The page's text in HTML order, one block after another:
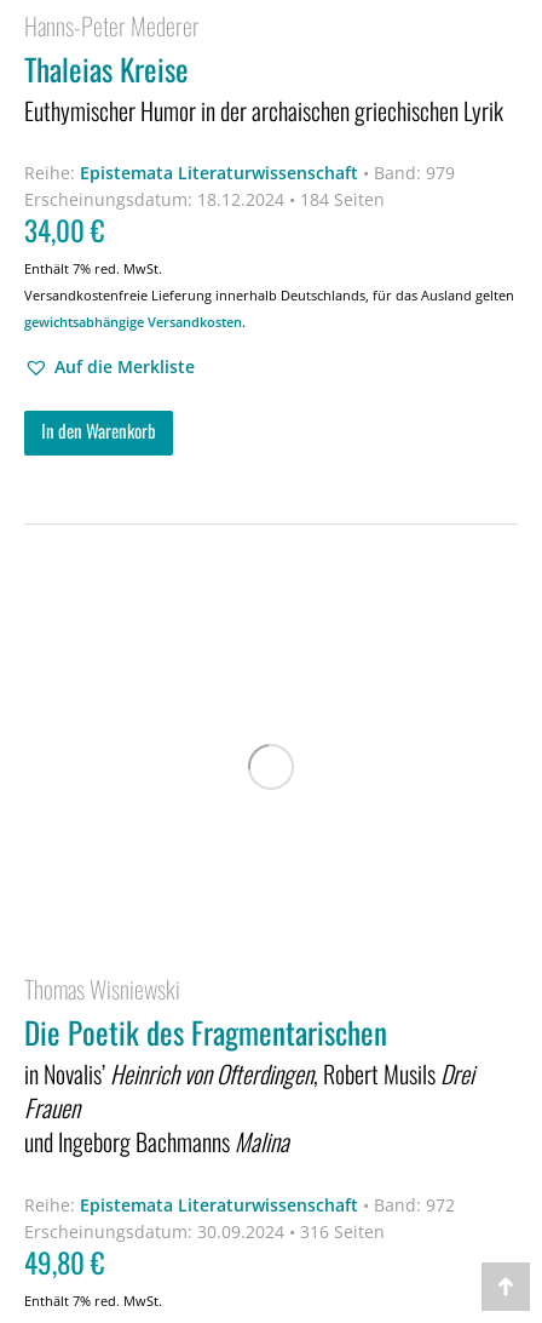
Hanns-Peter Mederer
Thaleias Kreise
Euthymischer Humor in der archaischen griechischen Lyrik
Reihe: Epistemata Literaturwissenschaft • Band: 979
Erscheinungsdatum: 18.12.2024 • 184 Seiten
34,00€
Enthält 7% red. MwSt.
Versandkostenfreie Lieferung innerhalb Deutschlands, für das Ausland gelten
gewichtsabhängige Versandkosten.
Auf die Merkliste
In den Warenkorb
Thomas Wisniewski
Die Poetik des Fragmentarischen
in Novalis’Heinrich von Ofterdingen, Robert MusilsDrei
Frauen
und Ingeborg BachmannsMalina
Reihe: Epistemata Literaturwissenschaft • Band: 972
Erscheinungsdatum: 30.09.2024 • 316 Seiten
49,80€
Enthält 7% red. MwSt.
Go